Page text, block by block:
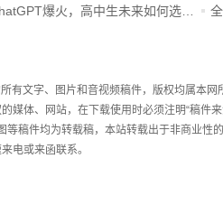
有文字、图片和音视频稿件，版权均属本
媒体、网站，在下载使用时必须注明“稿件
稿件均为转载稿，本站转载出于非商业性
电或来函联系。